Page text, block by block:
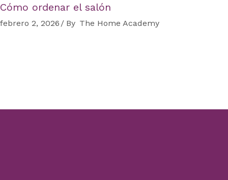
Cómo ordenar el salón
febrero 2, 2026 By The Home Academy